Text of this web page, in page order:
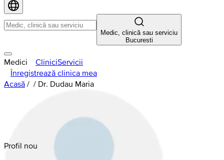
Medic, clinică sau serviciu
Bucuresti
Medici CliniciServicii
Înregistrează clinica mea
Acasă / / Dr. Dudau Maria
Profil nou